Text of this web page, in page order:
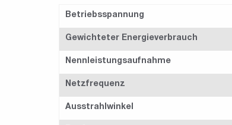
Betriebsspannung
Gewichteter Energieverbrauch
Nennleistungsaufnahme
Netzfrequenz
Ausstrahlwinkel